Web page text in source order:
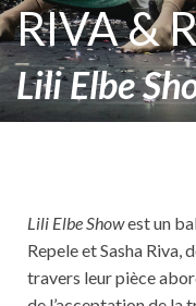
RIVA &
Lili Elbe
Lili Elbe Showest un
Repele et Sasha Riva,
travers leur pièce